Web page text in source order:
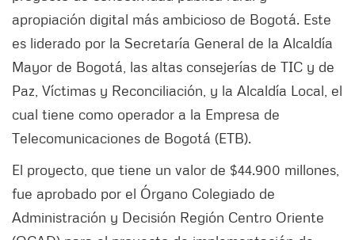
apropiación digital más ambicioso de Bogotá. Este
es liderado por la Secretaría General de la Alcaldía
Mayor de Bogotá, las altas consejerías de TIC y de
Paz, Víctimas y Reconciliación, y la Alcaldía Local, el
cual tiene como operador a la Empresa de
Telecomunicaciones de Bogotá (ETB).
El proyecto, que tiene un valor de $44.900 millones,
fue aprobado por el Órgano Colegiado de
Administración y Decisión Región Centro Oriente